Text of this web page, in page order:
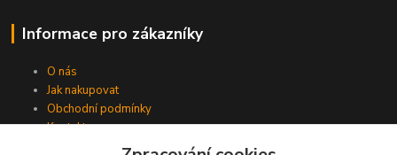
Informace pro zákazníky
O nás
Jak nakupovat
Obchodní podmínky
Kontakty